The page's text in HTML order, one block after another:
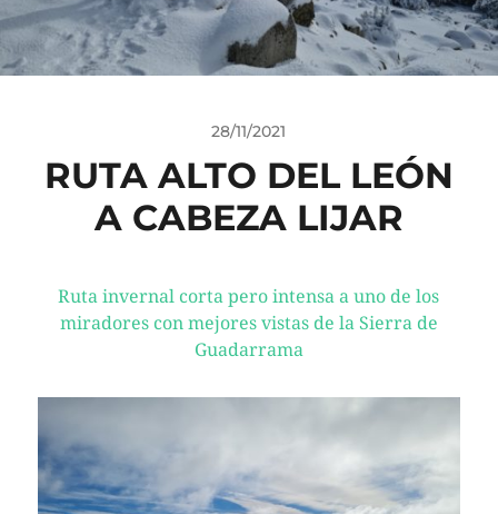
28/11/2021
RUTA ALTO DEL LEÓN
A CABEZA LIJAR
Ruta invernal corta pero intensa a uno de los
miradores con mejores vistas de la Sierra de
Guadarrama